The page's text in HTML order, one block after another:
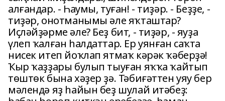
алғандар. - Һаумы, туған! - тиҙәр. - Беҙҙе, -
тиҙәр, онотманымы әле яҡташтар?
Иҫләйҙәрме әле? Беҙ бит, - тиҙәр, - яуҙа
үлеп ҡалған һалдаттар. Ер уянған саҡта
нисек итеп йоҡлап ятмаҡ кәрәк ҡәберҙә!
Ҡыр ҡаҙҙары булып тыуған яҡҡа ҡайтып
төштөк бына хәҙер ҙә. Тәбиғәттен уяу бер
мәлендә яҙ һайын беҙ шулай итәбеҙ: